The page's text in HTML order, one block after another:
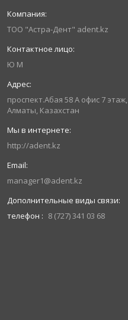
ТОО "Астра-Дент" adent.kz
Ю М
проспект.Абая 58 А офис 7 этаж,
Алматы, Казахстан
http://adent.kz
manager1@adent.kz
телефон 8 (727) 341 03 68